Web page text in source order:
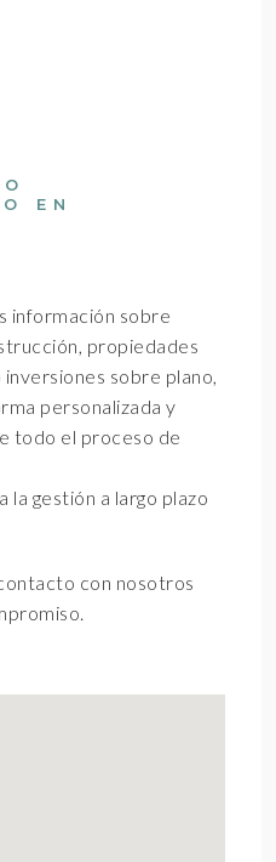
EN
información sobre
propiedades
sobre plano,
personalizada y
todo el proceso de
la gestión a largo plazo
con nosotros